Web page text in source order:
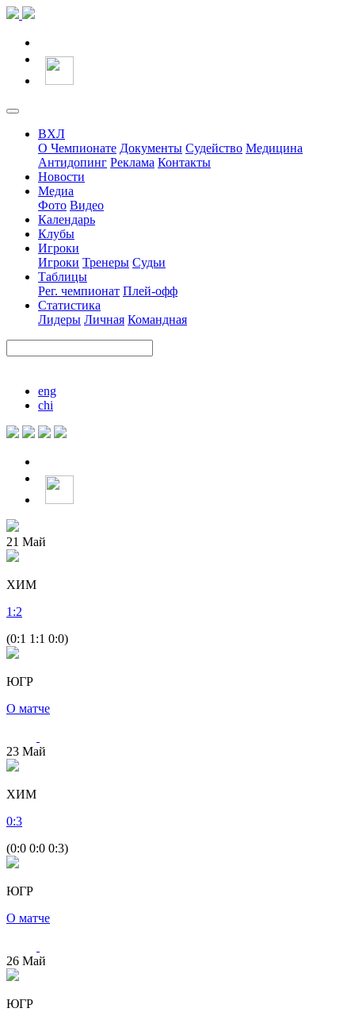
ВХЛ
О Чемпионате Документы Судейство Медицина
Антидопинг Реклама Контакты
Новости
Медиа
Фото Видео
Календарь
Клубы
Игроки
Игроки Тренеры Судьи
Таблицы
Рег. чемпионат Плей-офф
Статистика
Лидеры Личная Командная
eng
chi
21 Май
ХИМ
1 :2
(0:1 1:1 0:0)
ЮГР
О матче
23 Май
ХИМ
0:3
(0:0 0:0 0:3)
ЮГР
О матче
26 Май
ЮГР